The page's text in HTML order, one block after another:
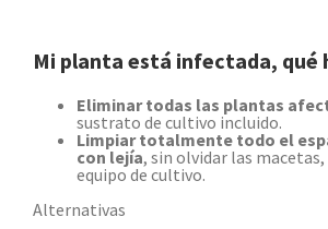
Mi planta está infectada, qué
Eliminar todas las plantas
sustrato de cultivo incluido.
Limpiar totalmente todo el
con lejía, sin olvidar las
equipo de cultivo.
Alternativas